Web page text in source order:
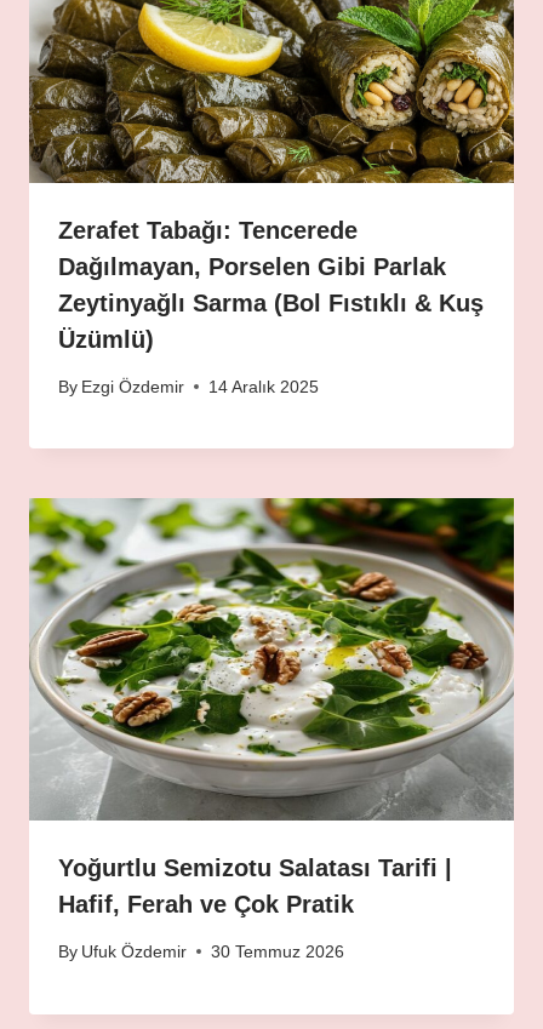
Zerafet Tabağı: Tencerede
Dağılmayan, Porselen Gibi Parlak
Zeytinyağlı Sarma (Bol Fıstıklı & Kuş
Üzümlü)
By Ezgi Özdemir 14 Aralık 2025
Yoğurtlu Semizotu Salatası Tarifi |
Hafif, Ferah ve Çok Pratik
By Ufuk Özdemir 30 Temmuz 2026